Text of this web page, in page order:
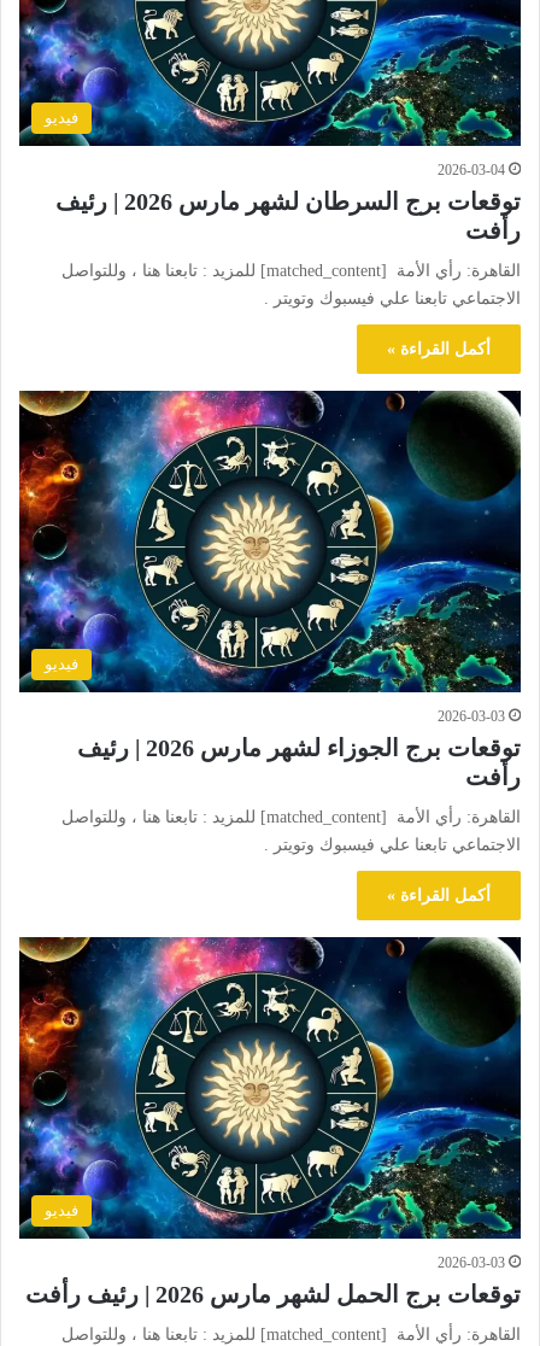
فيديو
2026-03-04
توقعات برج السرطان لشهر مارس 2026 | رئيف
رأفت
القاهرة: رأي الأمة [matched_content] للمزيد : تابعنا هنا ، وللتواصل
الاجتماعي تابعنا علي فيسبوك وتويتر .
أكمل القراءة »
فيديو
2026-03-03
توقعات برج الجوزاء لشهر مارس 2026 | رئيف
رأفت
القاهرة: رأي الأمة [matched_content] للمزيد : تابعنا هنا ، وللتواصل
الاجتماعي تابعنا علي فيسبوك وتويتر .
أكمل القراءة »
فيديو
2026-03-03
توقعات برج الحمل لشهر مارس 2026 | رئيف رأفت
القاهرة: رأي الأمة [matched_content] للمزيد : تابعنا هنا ، وللتواصل